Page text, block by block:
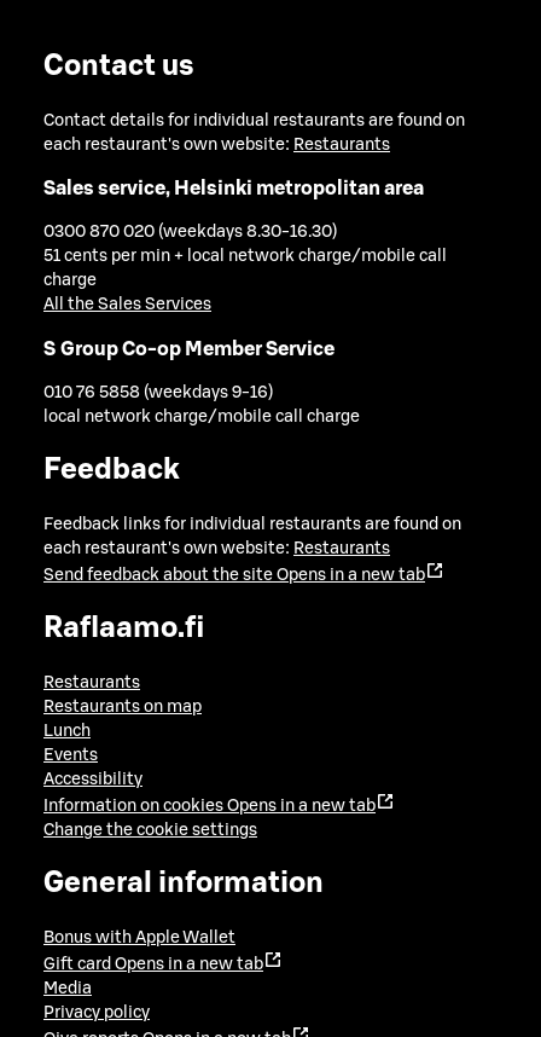
Contact us
Contact details for individual restaurants are found on
each restaurant's own website: Restaurants
Sales service, Helsinki metropolitan area
0300 870 020 (weekdays 8.30-16.30)
51 cents per min + local network charge/mobile call
charge
All the Sales Services
S Group Co-op Member Service
010 76 5858 (weekdays 9-16)
local network charge/mobile call charge
Feedback
Feedback links for individual restaurants are found on
each restaurant's own website: Restaurants
Send feedback about the site Opens in a new tab
Raflaamo.fi
Restaurants
Restaurants on map
Lunch
Events
Accessibility
Information on cookies Opens in a new tab
Change the cookie settings
General information
Bonus with Apple Wallet
Gift card Opens in a new tab
Media
Privacy policy